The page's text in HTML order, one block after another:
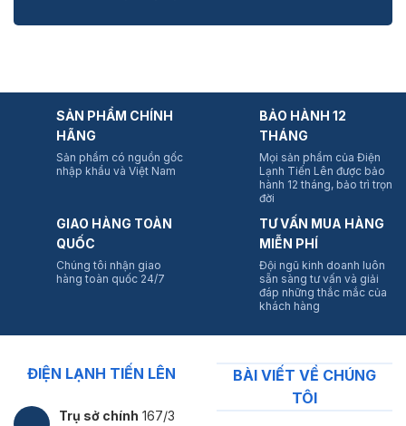
SẢN PHẨM CHÍNH
HÃNG
Sản phẩm có nguồn gốc
nhập khẩu và Việt Nam
BẢO HÀNH 12
THÁNG
Mọi sản phẩm của Điện
Lạnh Tiến Lên được bảo
hành 12 tháng, bảo trì trọn
đời
GIAO HÀNG TOÀN
QUỐC
Chúng tôi nhận giao
hàng toàn quốc 24/7
TƯ VẤN MUA HÀNG
MIỄN PHÍ
Đội ngũ kinh doanh luôn
sẵn sàng tư vấn và giải
đáp những thắc mắc của
khách hàng
ĐIỆN LẠNH TIẾN LÊN
Trụ sở chính 167/3
BÀI VIẾT VỀ CHÚNG
TÔI